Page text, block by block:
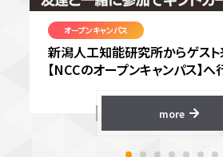
オープンキャンパス
新潟人工知能研究所からゲスト
【NCCのオープンキャンパス】へ
more